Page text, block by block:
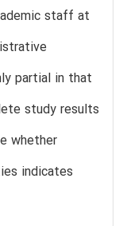
staff at
partial in that
study results
whether
indicates